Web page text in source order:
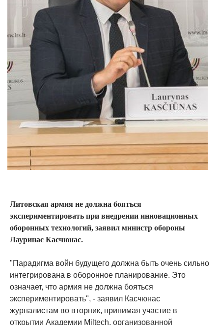
Литовская армия не должна бояться
экспериментировать при внедрении инновационных
оборонных технологий, заявил министр обороны
Лауринас Касчюнас.
"Парадигма войн будущего должна быть очень сильно
интегрирована в оборонное планирование. Это
означает, что армия не должна бояться
экспериментировать", - заявил Касчюнас
журналистам во вторник, принимая участие в
открытии Академии Miltech, организованной